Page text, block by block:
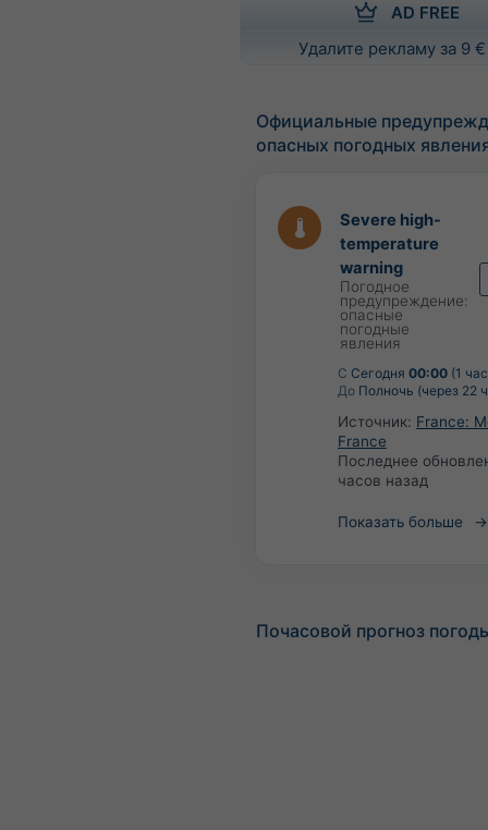
AD FREE
Удалите рекламу за 9 €
Официальные
опасных погодных
Severe high-
temperature
warning
Погодное
предупреждение:
опасные
погодные
явления
С Сегодня 00:00 (1
До Полночь (через 22
Источник: France:
France
Последнее
часов назад
Показать больше
Почасовой прогноз